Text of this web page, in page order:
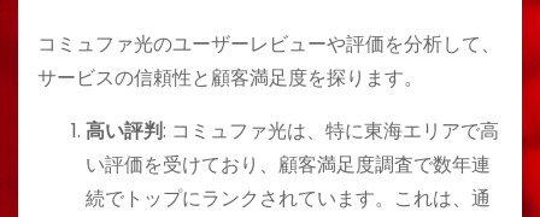
コミュファ光のユーザーレビューや評価を分析して、
サービスの信頼性と顧客満足度を探ります。
高い評判: コミュファ光は、特に東海エリアで高
い評価を受けており、顧客満足度調査で数年連
続でトップにランクされています。これは、通